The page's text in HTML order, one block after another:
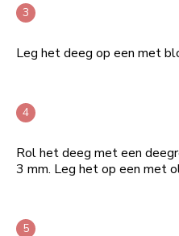
Leg het deeg op een met
Rol het deeg met een
3 mm. Leg het op een met